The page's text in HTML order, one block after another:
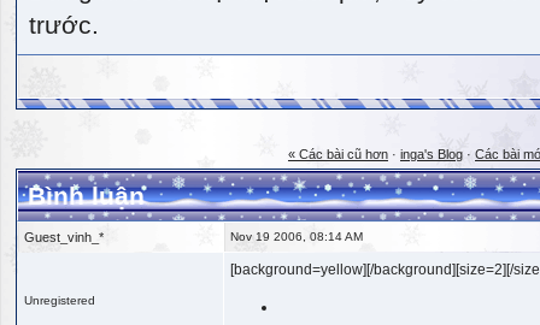
trước.
« Các bài cũ hơn · inga's Blog · Các bài
Bình luận
Guest_vinh_* Nov 19 2006, 08:14 AM
Unregistered
[background=yellow][/background][size=2][/